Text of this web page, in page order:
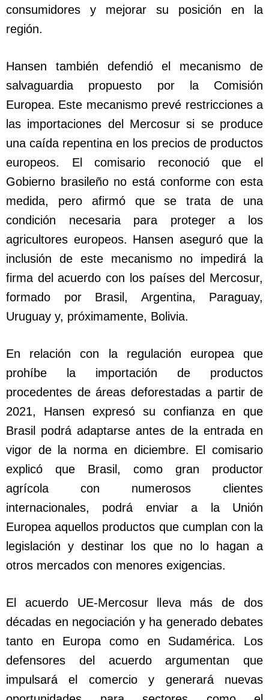
consumidores y mejorar su posición en la
región.
Hansen también defendió el mecanismo de
salvaguardia propuesto por la Comisión
Europea. Este mecanismo prevé restricciones a
las importaciones del Mercosur si se produce
una caída repentina en los precios de productos
europeos. El comisario reconoció que el
Gobierno brasileño no está conforme con esta
medida, pero afirmó que se trata de una
condición necesaria para proteger a los
agricultores europeos. Hansen aseguró que la
inclusión de este mecanismo no impedirá la
firma del acuerdo con los países del Mercosur,
formado por Brasil, Argentina, Paraguay,
Uruguay y, próximamente, Bolivia.
En relación con la regulación europea que
prohíbe la importación de productos
procedentes de áreas deforestadas a partir de
2021, Hansen expresó su confianza en que
Brasil podrá adaptarse antes de la entrada en
vigor de la norma en diciembre. El comisario
explicó que Brasil, como gran productor
agrícola con numerosos clientes
internacionales, podrá enviar a la Unión
Europea aquellos productos que cumplan con la
legislación y destinar los que no lo hagan a
otros mercados con menores exigencias.
El acuerdo UE-Mercosur lleva más de dos
décadas en negociación y ha generado debates
tanto en Europa como en Sudamérica. Los
defensores del acuerdo argumentan que
impulsará el comercio y generará nuevas